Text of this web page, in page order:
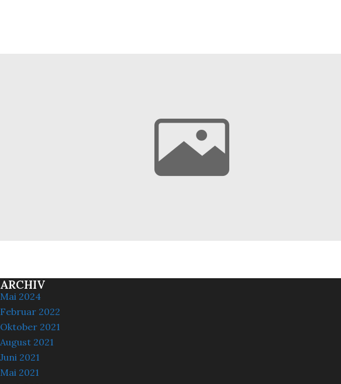
ARCHIV
Mai 2024
Februar 2022
Oktober 2021
August 2021
Juni 2021
Mai 2021